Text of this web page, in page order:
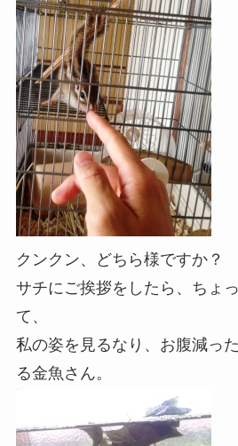
クンクン、どちら様ですか？
サチにご挨拶をしたら、ちょ
て、
私の姿を見るなり、お腹減っ
る金魚さん。